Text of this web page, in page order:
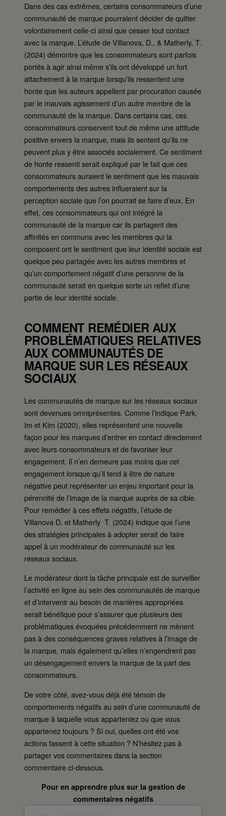
Dans des cas extrêmes, certains consommateurs d’une
communauté de marque pourraient décider de quitter
volontairement celle-ci ainsi que cesser tout contact
avec la marque. L’étude de Villanova, D., & Matherly, T.
(2024) démontre que les consommateurs sont parfois
portés à agir ainsi même s’ils ont développé un fort
attachement à la marque lorsqu’ils ressentent une
honte que les auteurs appellent par procuration causée
par le mauvais agissement d’un autre membre de la
communauté de la marque. Dans certains cas, ces
consommateurs conservent tout de même une attitude
positive envers la marque, mais ils sentent qu’ils ne
peuvent plus y être associés socialement. Ce sentiment
de honte ressenti serait expliqué par le fait que ces
consommateurs auraient le sentiment que les mauvais
comportements des autres influeraient sur la
perception sociale que l’on pourrait se faire d’eux. En
effet, ces consommateurs qui ont intégré la
communauté de la marque car ils partagent des
affinités en communs avec les membres qui la
composent ont le sentiment que leur identité sociale est
quelque peu partagée avec les autres membres et
qu’un comportement négatif d’une personne de la
communauté serait en quelque sorte un reflet d’une
partie de leur identité sociale.
COMMENT REMÉDIER AUX
PROBLÉMATIQUES RELATIVES
AUX COMMUNAUTÉS DE
MARQUE SUR LES RÉSEAUX
SOCIAUX
Les communautés de marque sur les réseaux sociaux
sont devenues omniprésentes. Comme l’indique Park,
Im et Kim (2020), elles représentent une nouvelle
façon pour les marques d’entrer en contact directement
avec leurs consommateurs et de favoriser leur
engagement. Il n’en demeure pas moins que cet
engagement lorsque qu’il tend à être de nature
négative peut représenter un enjeu important pour la
pérennité de l’image de la marque auprès de sa cible.
Pour remédier à ces effets négatifs, l’étude de
Villanova D. et Matherly T. (2024) indique que l’une
des stratégies principales à adopter serait de faire
appel à un modérateur de communauté sur les
réseaux sociaux.
Le modérateur dont la tâche principale est de surveiller
l’activité en ligne au sein des communautés de marque
et d’intervenir au besoin de manières appropriées
serait bénéfique pour s’assurer que plusieurs des
problématiques évoquées précédemment ne mènent
pas à des conséquences graves relatives à l’image de
la marque, mais également qu’elles n’engendrent pas
un désengagement envers la marque de la part des
consommateurs.
De votre côté, avez-vous déjà été témoin de
comportements négatifs au sein d’une communauté de
marque à laquelle vous apparteniez ou que vous
appartenez toujours ? Si oui, quelles ont été vos
actions fassent à cette situation ? N’hésitez pas à
partager vos commentaires dans la section
commentaire ci-dessous.
Pour en apprendre plus sur la gestion de
commentaires négatifs